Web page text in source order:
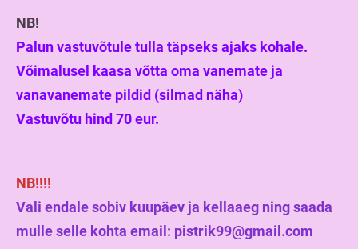
NB!
Palun vastuvõtule tulla täpseks ajaks kohale.
Võimalusel kaasa võtta oma vanemate ja
vanavanemate pildid (silmad näha)
Vastuvõtu hind 70 eur.
NB!!!!
Vali endale sobiv kuupäev ja kellaaeg ning saada
mulle selle kohta email: pistrik99@gmail.com